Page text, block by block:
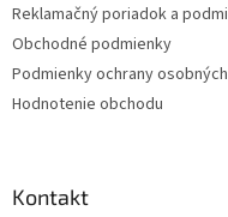
Reklamačný poriadok a
Obchodné podmienky
Podmienky ochrany
Hodnotenie obchodu
Kontakt